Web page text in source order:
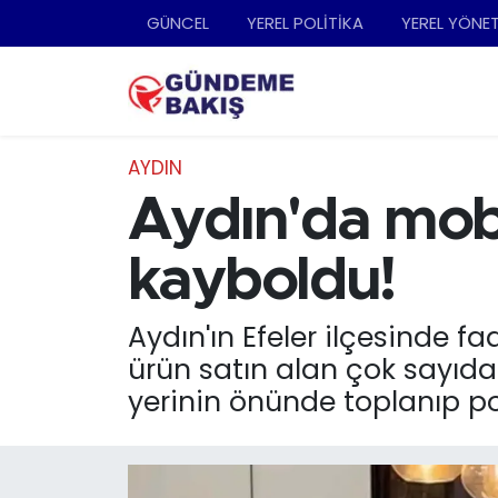
GÜNCEL YEREL POLİTİKA YEREL
AYDIN
Aydın'da
kayboldu!
Aydın'ın Efeler ilçesinde
ürün satın alan çok
yerinin önünde toplanıp
Ankara
EKONOMİ
English News
Nöbetçi Eczaneler
Trafik Durumu
Süper Lig Puan Durumu ve Fikstür
Tüm Manşetler
Son Dakika Haberleri
Haber Arşivi